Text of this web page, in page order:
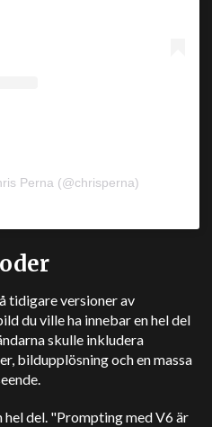
Perna (@chrisperna)
tidigare versioner av
du ville ha innebar en hel del
skulle inkludera
bildupplösning och en massa
del. "Prompting med V6 är